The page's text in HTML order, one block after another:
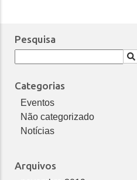
Pesquisa
Categorias
Eventos
Não categorizado
Notícias
Arquivos